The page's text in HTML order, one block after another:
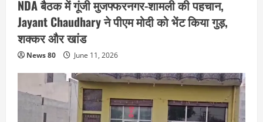
NDA बैठक में गूंजी मुजफ्फरनगर-शामली की पहचान,
Jayant Chaudhary ने पीएम मोदी को भेंट किया गुड़,
शक्कर और खांड
News 80 June 11, 2026